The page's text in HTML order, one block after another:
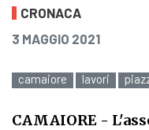
Posa della
CRONACA
PUBBLICATO IL
3 MAGGIO 2021
camaiore lavori
CAMAIORE -